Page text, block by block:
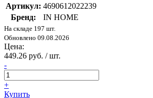
Артикул: 4690612022239
Бренд:
IN HOME
На складе 197 шт.
Обновлено 09.08.2026
Цена:
449.26 руб. / шт.
-
+
Купить